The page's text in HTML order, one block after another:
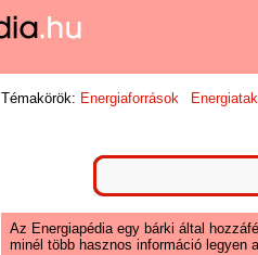
Témakörök: Energiaforrások
Az Energiapédia egy bárki által
minél több hasznos információ legyen